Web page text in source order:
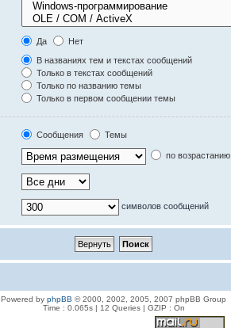
Да
Нет
В названиях тем и текстах сообщений
Только в текстах сообщений
Только по названию темы
Только в первом сообщении темы
Сообщения
Темы
по возрастанию
символов сообщений
Powered by phpBB © 2000, 2002, 2005, 2007 phpBB Group
Time : 0.065s | 12 Queries | GZIP : On